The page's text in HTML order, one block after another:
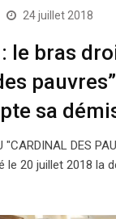
24 juillet 2018
le bras
sa
"CARDINAL DES
le 20 juillet 2018 la